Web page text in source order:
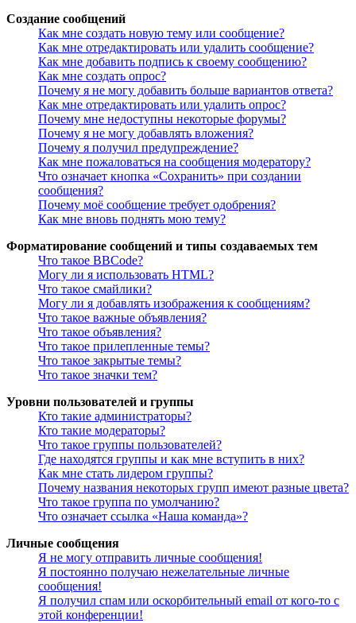
Создание сообщений
Как мне создать новую тему или сообщение?
Как мне отредактировать или удалить сообщение?
Как мне добавить подпись к своему сообщению?
Как мне создать опрос?
Почему я не могу добавить больше вариантов ответа?
Как мне отредактировать или удалить опрос?
Почему мне недоступны некоторые форумы?
Почему я не могу добавлять вложения?
Почему я получил предупреждение?
Как мне пожаловаться на сообщения модератору?
Что означает кнопка «Сохранить» при создании
сообщения?
Почему моё сообщение требует одобрения?
Как мне вновь поднять мою тему?
Форматирование сообщений и типы создаваемых тем
Что такое BBCode?
Могу ли я использовать HTML?
Что такое смайлики?
Могу ли я добавлять изображения к сообщениям?
Что такое важные объявления?
Что такое объявления?
Что такое прилепленные темы?
Что такое закрытые темы?
Что такое значки тем?
Уровни пользователей и группы
Кто такие администраторы?
Кто такие модераторы?
Что такое группы пользователей?
Где находятся группы и как мне вступить в них?
Как мне стать лидером группы?
Почему названия некоторых групп имеют разные цвета?
Что такое группа по умолчанию?
Что означает ссылка «Наша команда»?
Личные сообщения
Я не могу отправить личные сообщения!
Я постоянно получаю нежелательные личные
сообщения!
Я получил спам или оскорбительный email от кого-то с
этой конференции!